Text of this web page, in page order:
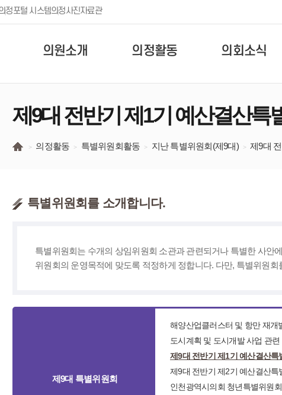
정포털 시스템의정사진자료관
의원소개 의정활동 의회소식
제9대 전반기 제1기 예산결산특
의정활동 특별위원회활동 지난 특별위원회(제9대) 제9대
특별위원회를 소개합니다.
특별위원회는 수개의 상임위원회 소관과 관련되거나 특별한 사안
위원회의 운영목적에 맞도록 적정하게 정합니다. 다만, 특별위원
제9대 특별위원회
해양산업클러스터 및 항만 재개
도시계획 및 도시개발 사업 관
제9대 전반기 제1기 예산결산특
제9대 전반기 제2기 예산결산특
인천광역시의회 청년특별위원회